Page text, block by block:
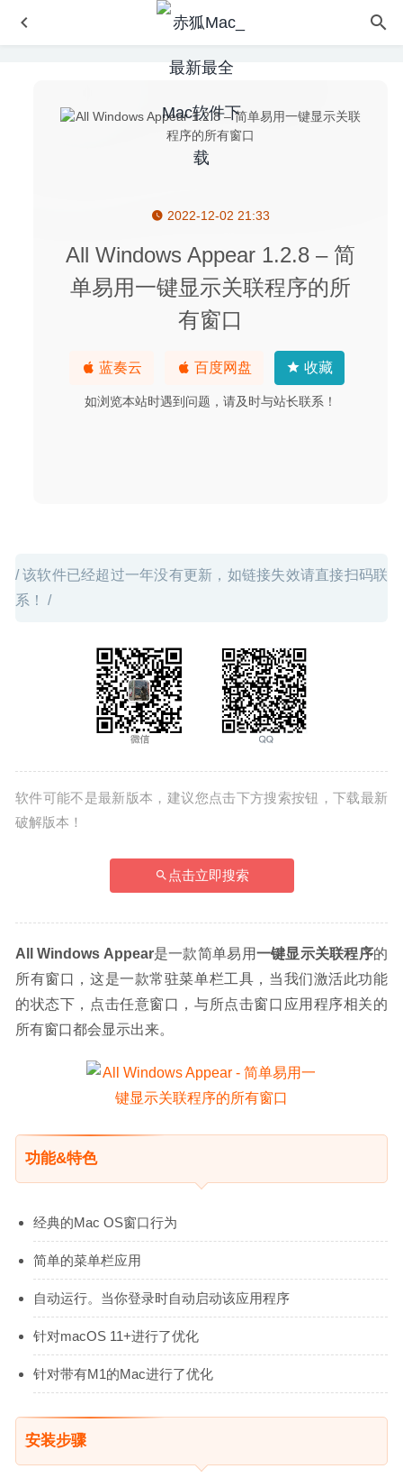
2022-12-02 21:33
All Windows Appear 1.2.8 – 简
单易用一键显示关联程序的所
有窗口
蓝奏云 百度网盘 收藏
如浏览本站时遇到问题，请及时与站长联系！
/ 该软件已经超过一年没有更新，如链接失效请直接扫码联
系！ /
软件可能不是最新版本，建议您点击下方搜索按钮，下载最新
破解版本！
点击立即搜索
All Windows Appear是一款简单易用一键显示关联程序的
所有窗口，这是一款常驻菜单栏工具，当我们激活此功能
的状态下，点击任意窗口，与所点击窗口应用程序相关的
所有窗口都会显示出来。
功能&特色
经典的Mac OS窗口行为
简单的菜单栏应用
自动运行。当你登录时自动启动该应用程序
针对macOS 11+进行了优化
针对带有M1的Mac进行了优化
安装步骤
4K YouTube to MP3 3.13 – 在线音乐转换及下载器
Betterzip 5.0b13 中文版-优秀的压缩解压工具 2020-06-15
Calendar 366 II 2.8.2 for Mac中文版-最为强大的菜单栏日